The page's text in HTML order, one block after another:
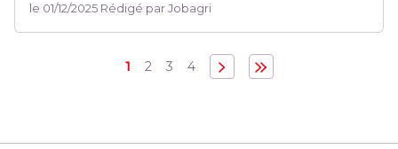
le 01/12/2025 Rédigé par Jobagri
1 2 3 4